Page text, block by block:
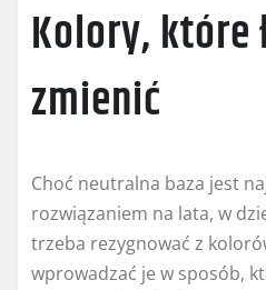
Kolory, które
zmienić
Choć neutralna baza jest
rozwiązaniem na lata, w
trzeba rezygnować z
wprowadzać je w sposób,